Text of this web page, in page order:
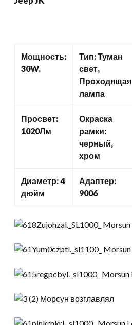
Мощность:
30W.
Тип: Туман
свет,
Проходящая
лампа
Просвет:
1020Лм
Окраска
рамки:
черный,
хром
Диаметр: 4
дюйм
Адаптер:
9006